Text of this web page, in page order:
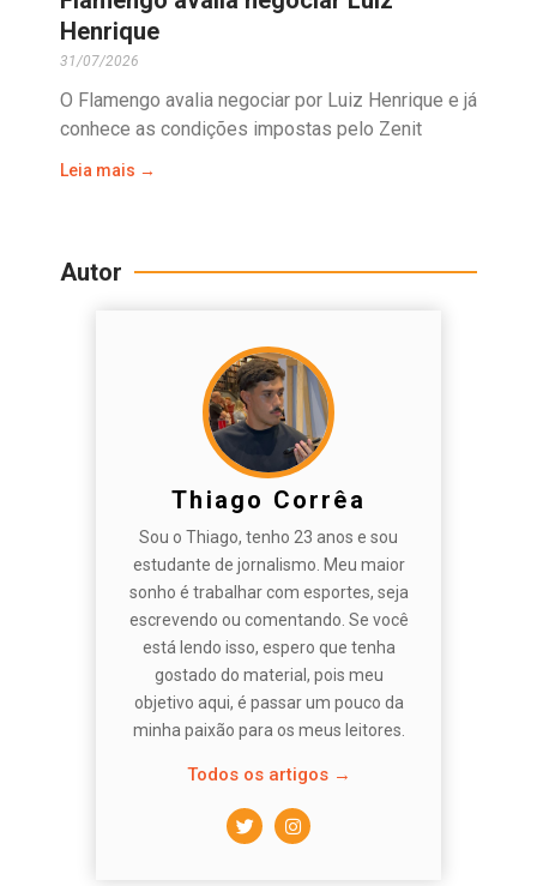
Henrique
31/07/2026
O Flamengo avalia negociar por Luiz Henrique e já
conhece as condições impostas pelo Zenit
Leia mais →
Autor
Thiago Corrêa
Sou o Thiago, tenho 23 anos e sou
estudante de jornalismo. Meu maior
sonho é trabalhar com esportes, seja
escrevendo ou comentando. Se você
está lendo isso, espero que tenha
gostado do material, pois meu
objetivo aqui, é passar um pouco da
minha paixão para os meus leitores.
Todos os artigos →